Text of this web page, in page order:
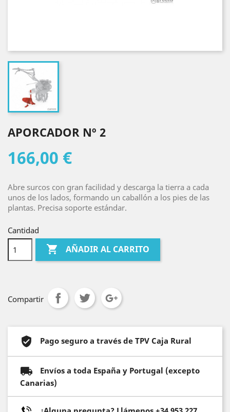
APORCADOR Nº 2
166,00 €
Abre surcos con gran facilidad y descarga la tierra a cada
unos de los lados, formando un caballón a los pies de las
plantas. Precisa soporte estándar.
Cantidad
 AÑADIR AL CARRITO
Compartir
Pago seguro a través de TPV Caja Rural
Envíos a toda España y Portugal (excepto
Canarias)